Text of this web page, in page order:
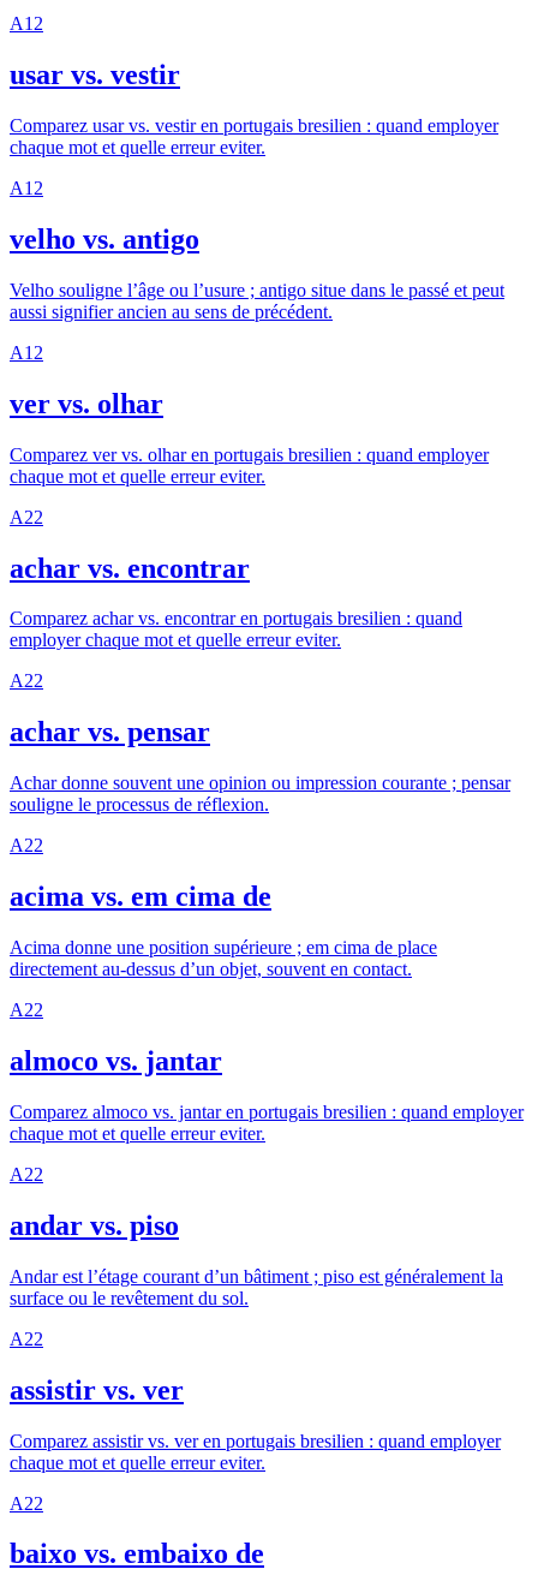
A1 2
usar vs. vestir
Comparez usar vs. vestir en portugais bresilien : quand employer
chaque mot et quelle erreur eviter.
A1 2
velho vs. antigo
Velho souligne l’âge ou l’usure ; antigo situe dans le passé et peut
aussi signifier ancien au sens de précédent.
A1 2
ver vs. olhar
Comparez ver vs. olhar en portugais bresilien : quand employer
chaque mot et quelle erreur eviter.
A22
achar vs. encontrar
Comparez achar vs. encontrar en portugais bresilien : quand
employer chaque mot et quelle erreur eviter.
A22
achar vs. pensar
Achar donne souvent une opinion ou impression courante ; pensar
souligne le processus de réflexion.
A22
acima vs. em cima de
Acima donne une position supérieure ; em cima de place
directement au-dessus d’un objet, souvent en contact.
A22
almoco vs. jantar
Comparez almoco vs. jantar en portugais bresilien : quand employer
chaque mot et quelle erreur eviter.
A22
andar vs. piso
Andar est l’étage courant d’un bâtiment ; piso est généralement la
surface ou le revêtement du sol.
A22
assistir vs. ver
Comparez assistir vs. ver en portugais bresilien : quand employer
chaque mot et quelle erreur eviter.
A22
baixo vs. embaixo de